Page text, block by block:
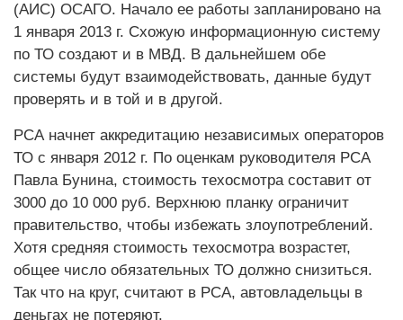
(АИС) ОСАГО. Начало ее работы запланировано на
1 января 2013 г. Схожую информационную систему
по ТО создают и в МВД. В дальнейшем обе
системы будут взаимодействовать, данные будут
проверять и в той и в другой.
РСА начнет аккредитацию независимых операторов
ТО с января 2012 г. По оценкам руководителя РСА
Павла Бунина, стоимость техосмотра составит от
3000 до 10 000 руб. Верхнюю планку ограничит
правительство, чтобы избежать злоупотреблений.
Хотя средняя стоимость техосмотра возрастет,
общее число обязательных ТО должно снизиться.
Так что на круг, считают в РСА, автовладельцы в
деньгах не потеряют.